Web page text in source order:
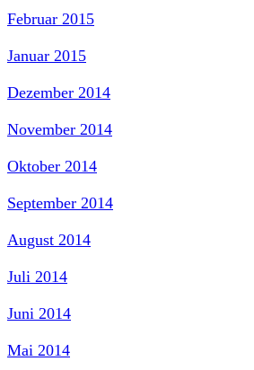
Februar 2015
Januar 2015
Dezember 2014
November 2014
Oktober 2014
September 2014
August 2014
Juli 2014
Juni 2014
Mai 2014